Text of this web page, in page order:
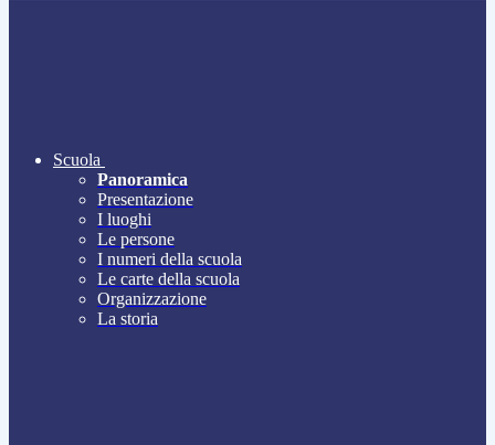
Scuola
Panoramica
Presentazione
I luoghi
Le persone
I numeri della scuola
Le carte della scuola
Organizzazione
La storia